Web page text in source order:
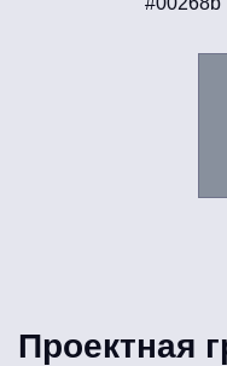
Проектная